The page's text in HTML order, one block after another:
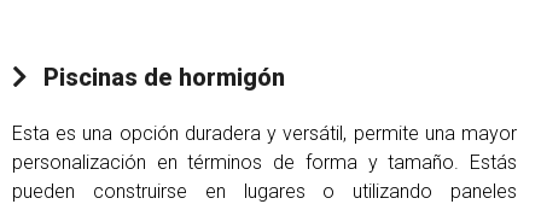
Piscinas de hormigón
Esta es una opción duradera y versátil, permite una mayor
personalización en términos de forma y tamaño. Estás
pueden construirse en lugares o utilizando paneles